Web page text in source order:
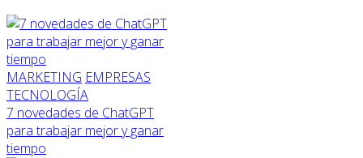
MARKETING EMPRESAS
TECNOLOGÍA
7 novedades de ChatGPT
para trabajar mejor y ganar
tiempo